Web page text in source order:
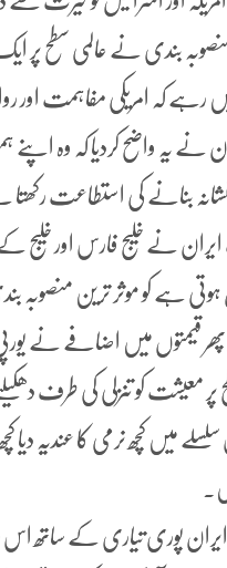
بندی نے عالمی سطح
کہ امریکی مفاہمت اور
نے یہ واضح کردیا کہ وہ اپنے
بنانے کی استطاعت رکھتا
نے خلیج فارس اور خلیج کے
ہوتی ہے کو موثر ترین منصوبہ
پھر قیمتوں میں اضافے نے
معیشت کو تنزلی کی طرف
میں کچھ نرمی کا عندیہ
پوری تیاری کے ساتھ اس